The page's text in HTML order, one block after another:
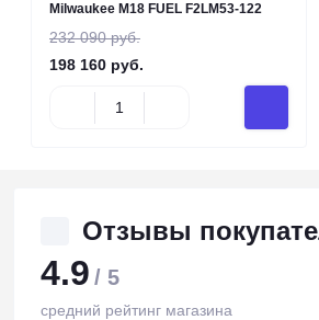
Milwaukee M18 FUEL F2LM53-122
232 090 руб.
198 160 руб.
Отзывы
4.9 / 5
средний рейтинг магазина